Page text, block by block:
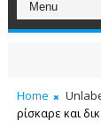
ΣΑΒΒΑΣ
Home
ρίσκαρε και